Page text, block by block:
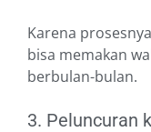
Karena
bisa memakan
berbulan-bulan.
3. Peluncuran